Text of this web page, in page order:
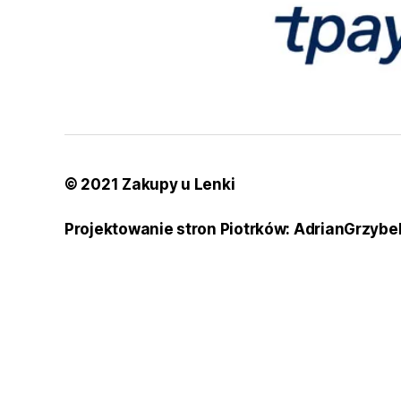
© 2021 Zakupy u Lenki
Projektowanie stron Piotrków: